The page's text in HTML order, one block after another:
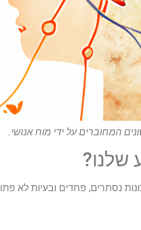
המחוברים על ידי מוח אנושי.
נסתרים, פחדים ובעיות לא